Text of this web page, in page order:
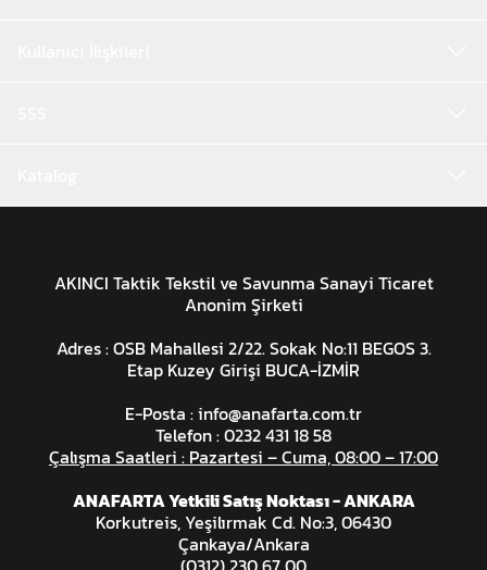
AKINCI Taktik Tekstil ve Savunma Sanayi Ticaret
Anonim Şirketi
Adres : OSB Mahallesi 2/22. Sokak No:11 BEGOS 3.
Etap Kuzey Girişi BUCA-İZMİR
E-Posta :info@anafarta.com.tr
Telefon : 0232 431 18 58
Çalışma Saatleri : Pazartesi – Cuma, 08:00 – 17:00
ANAFARTA Yetkili Satış Noktası - ANKARA
Korkutreis, Yeşilırmak Cd. No:3, 06430
Çankaya/Ankara